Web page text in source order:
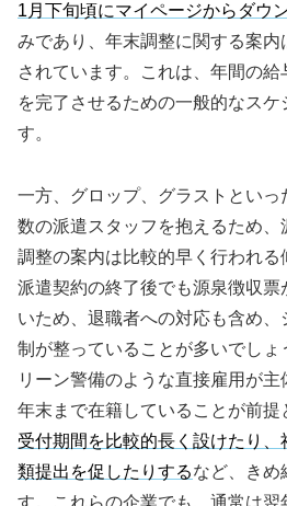
1月下旬頃にマイページからダウ
みであり、年末調整に関する案内
されています。これは、年間の
を完了させるための一般的なス
す。
一方、グロップ、グラストとい
数の派遣スタッフを抱えるため
調整の案内は比較的早く行われる
派遣契約の終了後でも源泉徴収
いため、退職者への対応も含め
制が整っていることが多いでし
リーン警備のような直接雇用が
年末まで在籍していることが前提
受付期間を比較的長く設けたり
類提出を促したりするなど、きめ